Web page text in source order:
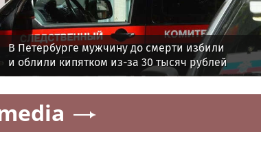
В Петербурге мужчину до смерти избили
и облили кипятком из-за 30 тысяч рублей